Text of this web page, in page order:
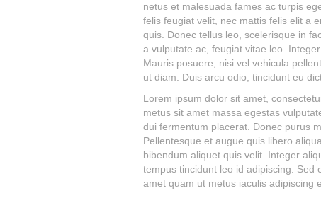
netus et malesuada fames ac turpis
felis feugiat velit, nec mattis felis elit a
quis. Donec tellus leo, scelerisque in
a vulputate ac, feugiat vitae leo.
Mauris posuere, nisi vel vehicula
ut diam. Duis arcu odio, tincidunt eu
Lorem ipsum dolor sit amet,
metus sit amet massa egestas
dui fermentum placerat. Donec purus
Pellentesque et augue quis libero
bibendum aliquet quis velit. Integer
tempus tincidunt leo id adipiscing. Sed
amet quam ut metus iaculis adipiscing